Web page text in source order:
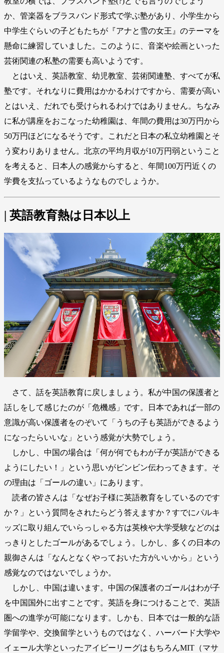
か、管楽器をブラスバンド形式で学ぶ塾があり、小学生から
中学生ぐらいの子どもたちが『アナと雪の女王』のテーマを
懸命に練習していました。このように、音楽や絵画といった
芸術関連の私塾の需要も高いようです。
とはいえ、英語教室、幼児教室、芸術関連塾、すべてが私
塾です。それなりに費用はかかるわけですから、需要が高い
とはいえ、だれでも受けられるわけではありません。ちなみ
に私が講座をおこなった幼稚園は、年間の費用は30万円から
50万円ほどになるそうです。これだと日本の私立幼稚園とそ
う変わりありません。北京の平均月収が10万円弱ということ
を考えると、日本人の感覚からすると、年間100万円近くの
学費を支払っているようなものでしょうか。
| 英語教育熱は日本以上
さて、話を英語教育に戻しましょう。私が中国の保護者と
話しをして感じたのが「危機感」です。日本であれば一部の
意識が高い保護者をのぞいて「うちの子も英語ができるよう
になったらいいな」という感覚が大勢でしょう。
しかし、中国の場合は「何が何でもわが子が英語ができる
ようにしたい！」という思いがビンビン伝わってきます。そ
の理由は「ゴールの違い」にあります。
読者の皆さんは「なぜお子様に英語教育をしているのです
か？」という質問をされたらどう答えますか？すでにパルキ
ッズに取り組んでいらっしゃる方は英検や大学受験などのは
っきりとしたゴールがあるでしょう。しかし、多くの日本の
親御さんは「なんとなくやっておいた方がいいから」という
感覚なのではないでしょうか。
しかし、中国は違います。中国の保護者のゴールはわが子
を中国国外に出すことです。英語を身につけることで、英語
圏への進学が可能になります。しかも、日本では一般的な語
学留学や、交換留学というものではなく、ハーバード大学や
イェール大学といったアイビーリーグはもちろんMIT（マサ